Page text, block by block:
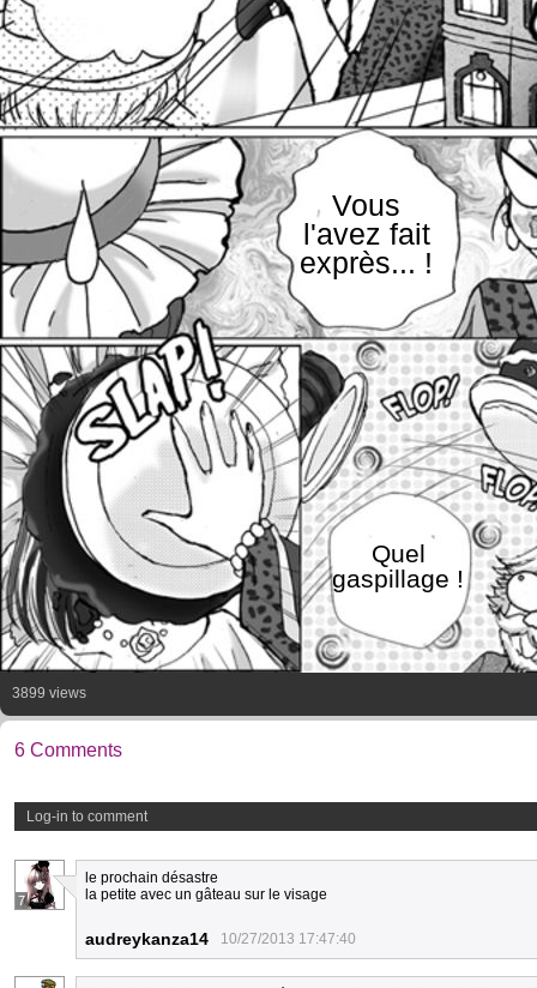
Vous
l'avez fait
exprès... !
Quel
gaspillage !
3899 views
6 Comments
Log-in to comment
7
le prochain désastre
la petite avec un gâteau sur le visage
audreykanza14 10/27/2013 17:47:40